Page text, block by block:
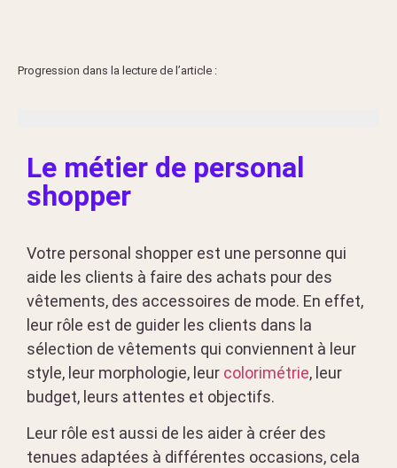
Progression dans la lecture de l’article :
Le métier de personal
shopper
Votre personal shopper est une personne qui
aide les clients à faire des achats pour des
vêtements, des accessoires de mode. En effet,
leur rôle est de guider les clients dans la
sélection de vêtements qui conviennent à leur
style, leur morphologie, leur colorimétrie, leur
budget, leurs attentes et objectifs.
Leur rôle est aussi de les aider à créer des
tenues adaptées à différentes occasions, cela